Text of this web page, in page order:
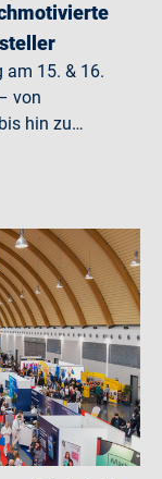
am 15. & 16.
von
hin zu…